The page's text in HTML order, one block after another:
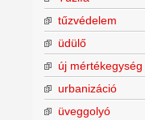
tűzvédelem
üdülő
új mértékegység
urbanizáció
üveggolyó